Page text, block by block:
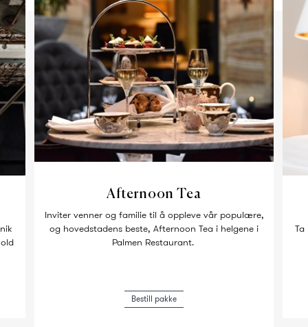
Afternoon Tea
Inviter venner og familie til å oppleve vår populære,
og hovedstadens beste, Afternoon Tea i helgene i
Palmen Restaurant.
Bestill pakke